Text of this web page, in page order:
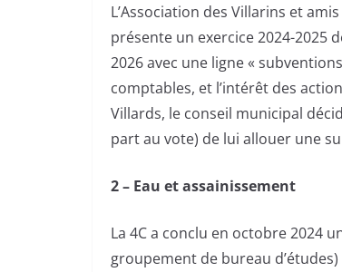
L’Association des Villarins et
présente un exercice 2024-2025
2026 avec une ligne «
comptables, et l’intérêt des
Villards, le conseil municipal
part au vote) de lui allouer une
2 – Eau et assainissement
La 4C a conclu en octobre 2024
groupement de bureau